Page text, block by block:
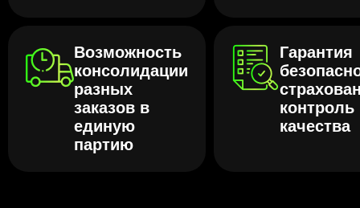
Возможность
консолидации
разных
заказов в
единую
партию
Гарантия
контроль
качества